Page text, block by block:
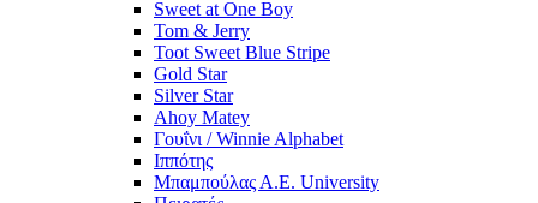
Sweet at One Boy
Tom & Jerry
Toot Sweet Blue Stripe
Gold Star
Silver Star
Ahoy Matey
Γουΐνι / Winnie Alphabet
Ιππότης
Μπαμπούλας Α.Ε. University